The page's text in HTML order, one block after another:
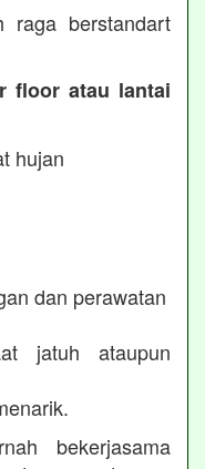
berstandart
floor atau lantai
hujan
dan perawatan
jatuh ataupun
bekerjasama